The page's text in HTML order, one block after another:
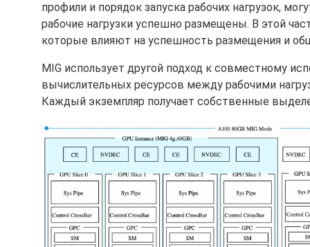
профили и порядок запуска рабочих нагрузок,
рабочие нагрузки успешно размещены. В этой
которые влияют на успешность размещения и
MIG использует другой подход к совместному
вычислительных ресурсов между рабочими
Каждый экземпляр получает собственные